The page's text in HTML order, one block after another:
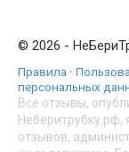
© 2026 -
Правила ·
персональных
Все отзывы,
отзывов,